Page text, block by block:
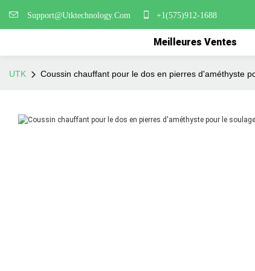
Support@Utktechnology.Com +1(575)912-1688
Meilleures Ventes
UTK Coussin chauffant pour le dos en pierres d'améthyste